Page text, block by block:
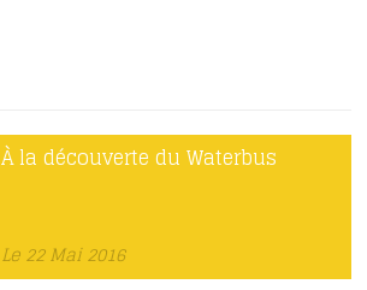
À la découverte du Waterbus
Le 22 Mai 2016